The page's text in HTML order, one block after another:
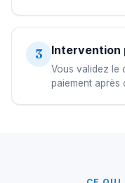
3 Intervention
Vous validez le
paiement après